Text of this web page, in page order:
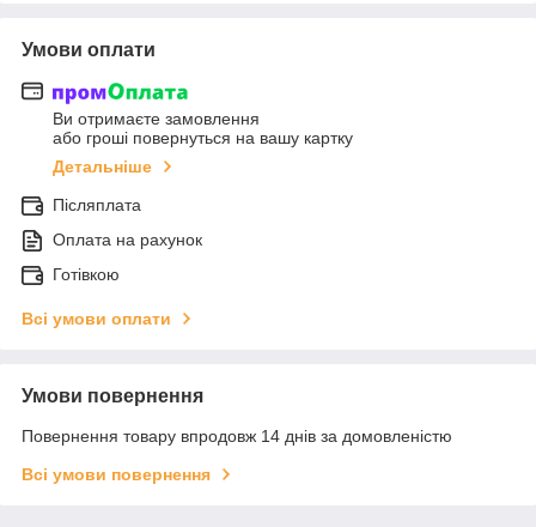
Умови оплати
Ви отримаєте замовлення
або гроші повернуться на вашу картку
Детальніше
Післяплата
Оплата на рахунок
Готівкою
Всі умови оплати
Умови повернення
Повернення товару впродовж 14 днів за домовленістю
Всі умови повернення